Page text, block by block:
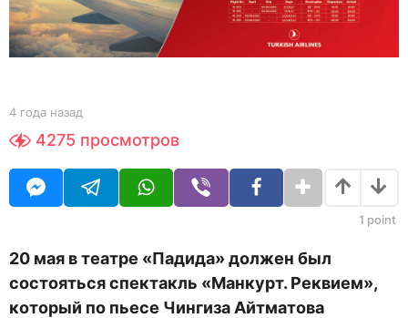
а
з
а
b
Y
4 года назад
о
а
н
д
4275 просмотров
1 point
20 мая в театре «Падида» должен был
состояться спектакль «Манкурт. Реквием»,
который по пьесе Чингиза Айтматова